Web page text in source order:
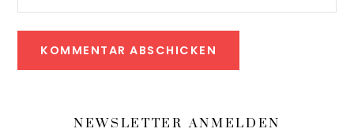
NEWSLETTER ANMELDEN